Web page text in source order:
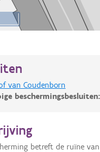
van Coudenborn
betreft de ruïne